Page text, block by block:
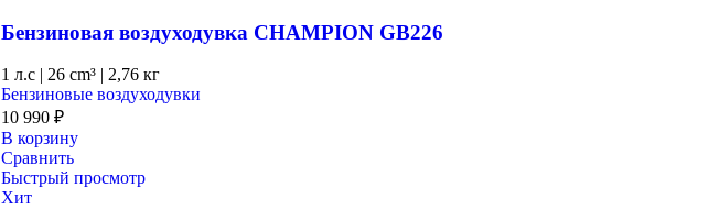
Бензиновая воздуходувка CHAMPION GB226
1 л.с | 26 cm³ | 2,76 кг
Бензиновые воздуходувки
10 990 ₽
В корзину
Сравнить
Быстрый просмотр
Хит